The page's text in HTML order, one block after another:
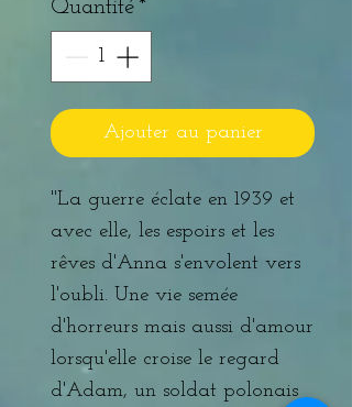
Quantité *
Ajouter au panier
"La guerre éclate en 1939 et
avec elle, les espoirs et les
rêves d'Anna s'envolent vers
l'oubli. Une vie semée
d'horreurs mais aussi d'amour
lorsqu'elle croise le regard
d'Adam, un soldat polonais